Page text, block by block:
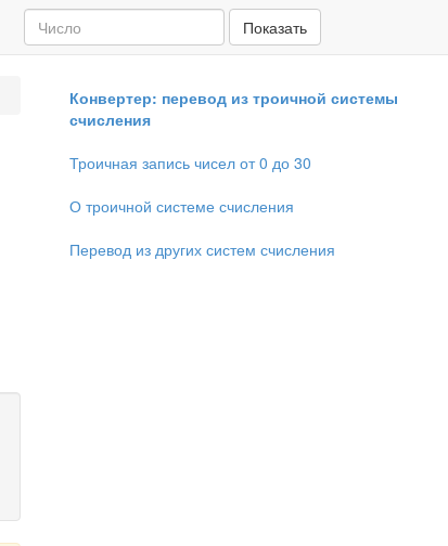
Показать
Конвертер: перевод из троичной системы
счисления
Троичная запись чисел от 0 до 30
О троичной системе счисления
Перевод из других систем счисления